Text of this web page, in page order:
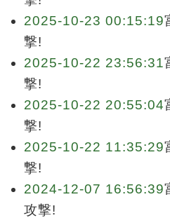
2025-10-23 00:15:19
撃!
2025-10-22 23:56:31
撃!
2025-10-22 20:55:04
撃!
2025-10-22 11:35:29
撃!
2024-12-07 16:56:39
攻撃!